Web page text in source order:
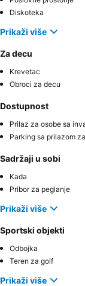
Diskoteka
Prikaži više
Za decu
Krevetac
Obroci za decu
Dostupnost
Prilaz za osobe sa
Sadržaji u sobi
Kada
Pribor za peglanje
Prikaži više
Sportski objekti
Odbojka
Teren za golf
Prikaži više